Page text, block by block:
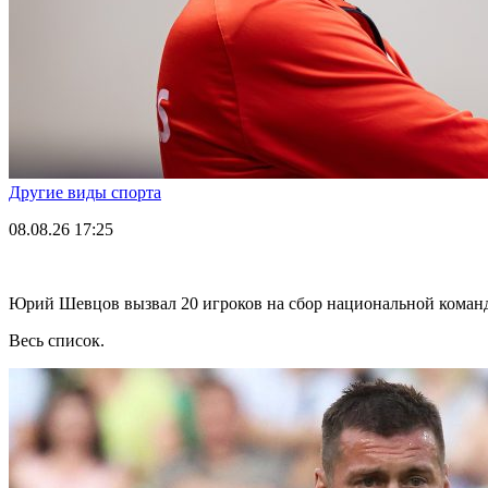
Другие виды спорта
08.08.26 17:25
Юрий Шевцов вызвал 20 игроков на сбор национальной
Весь список.